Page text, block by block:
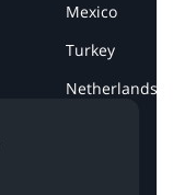
Mexico
Turkey
Netherlands